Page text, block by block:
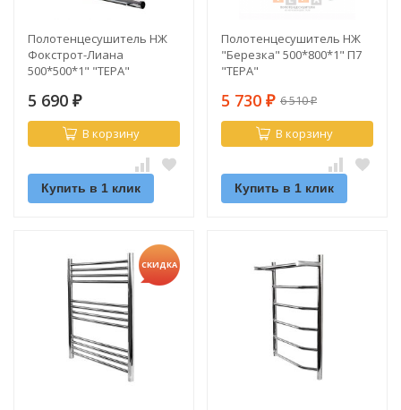
Полотенцесушитель НЖ
Фокстрот-Лиана
500*500*1" "ТЕРА"
5 690 ₽
В корзину
Купить в 1 клик
Полотенцесушитель НЖ
"Березка" 500*800*1" П7
"ТЕРА"
5 730 ₽ 6 510₽
В корзину
Купить в 1 клик
СКИДКА